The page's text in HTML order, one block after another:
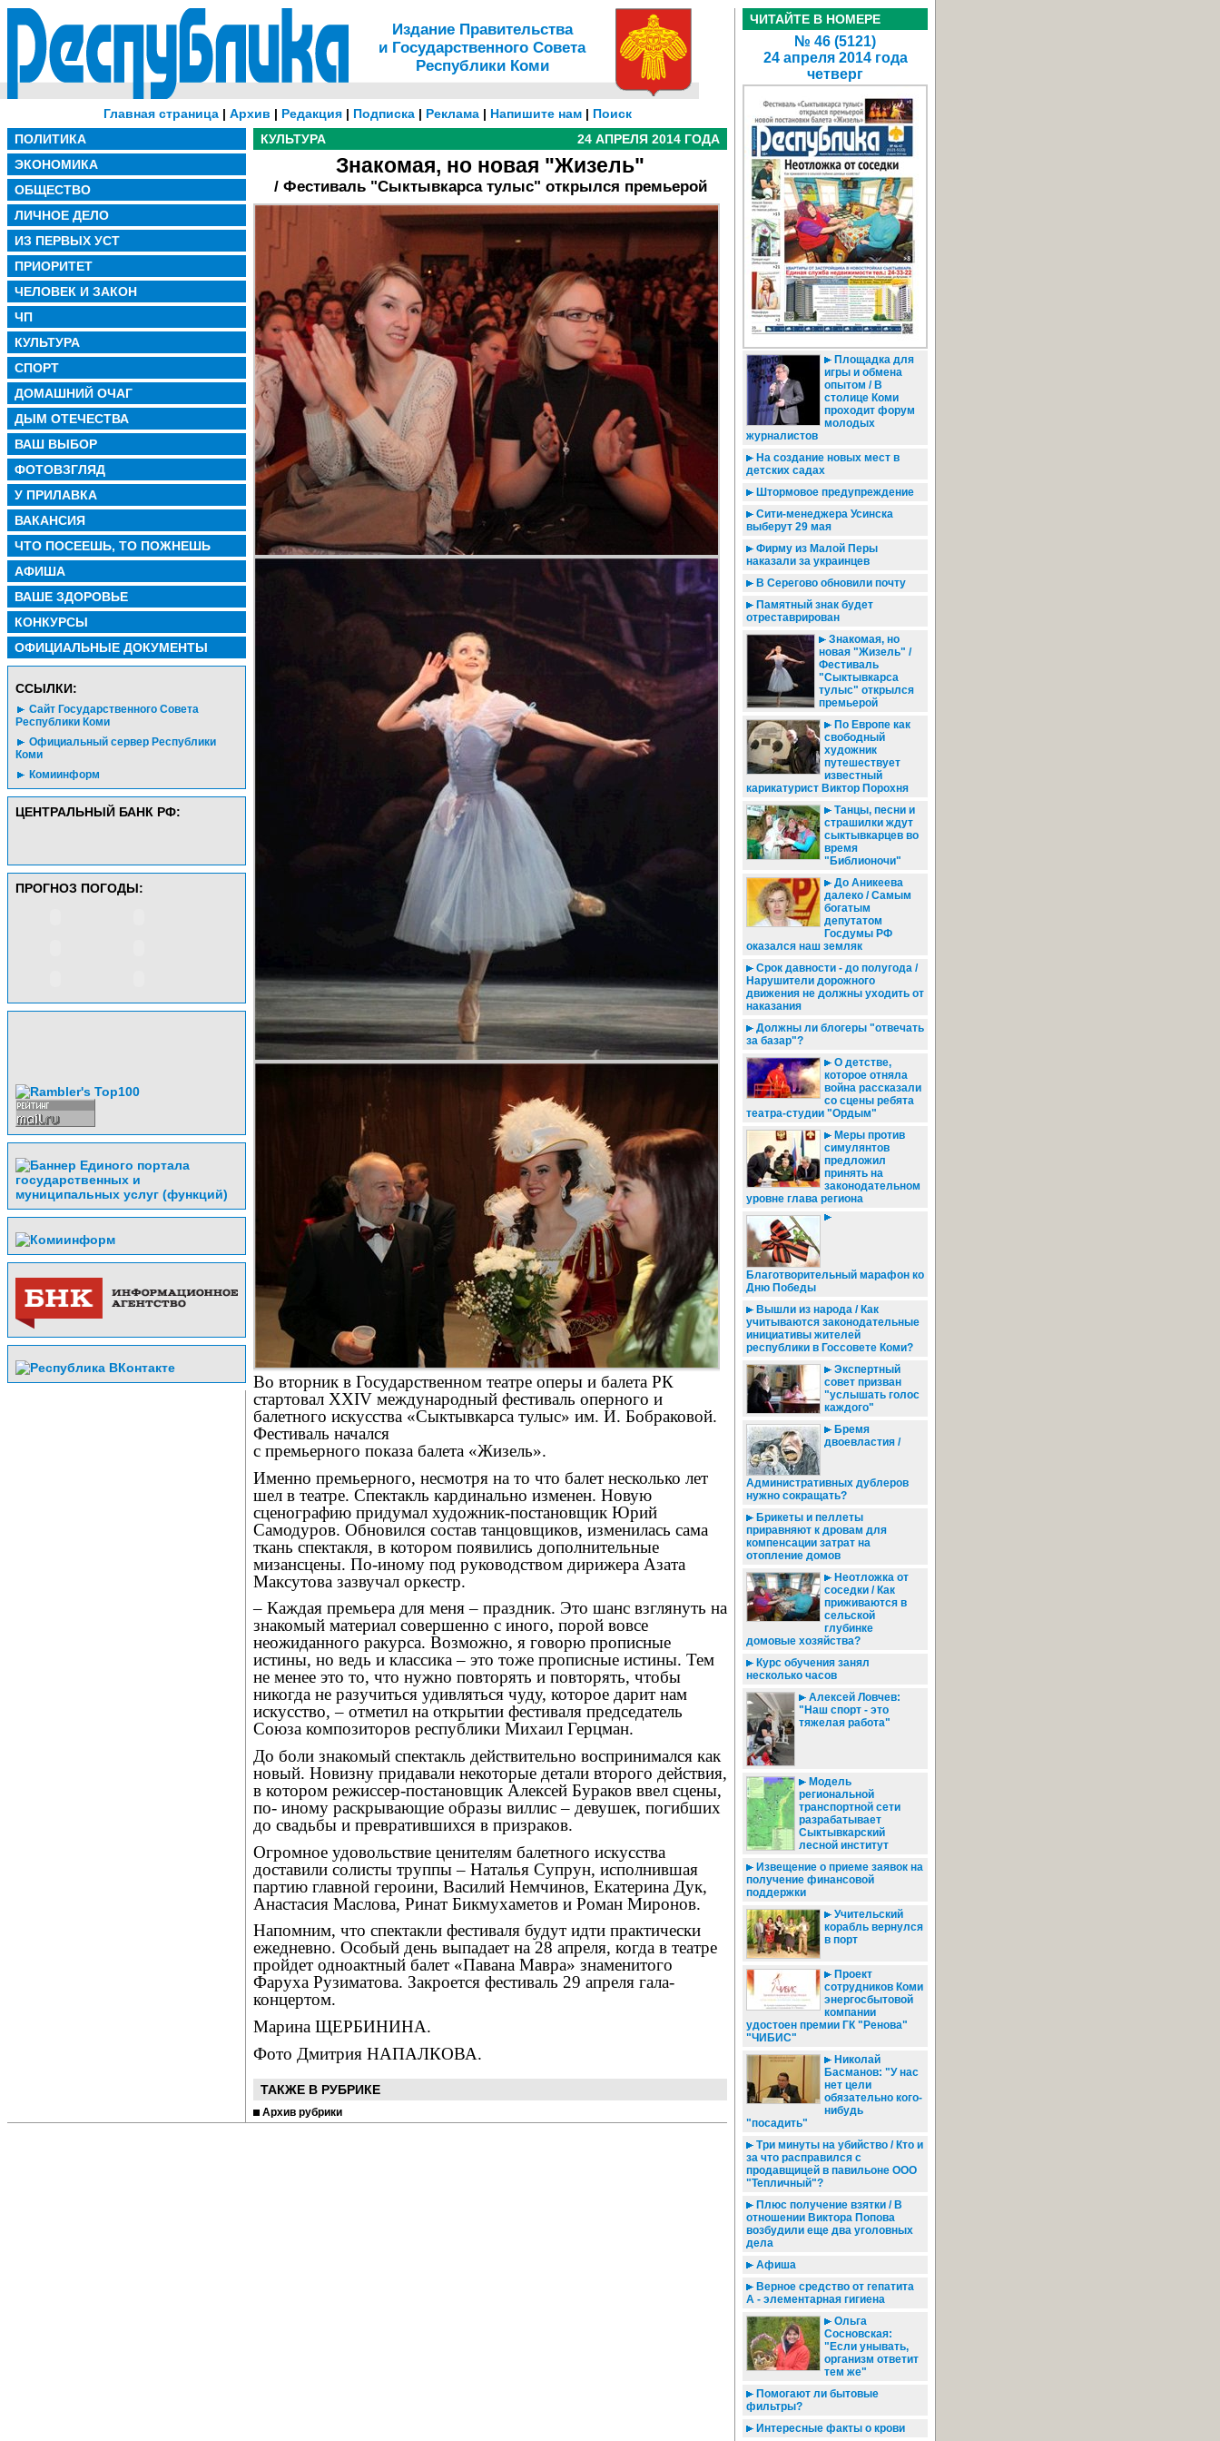
Издание Правительства
и Государственного Совета
Республики Коми
Главная страница| Архив | Редакция| Подписка| Реклама| Напишите нам| Поиск
ПОЛИТИКА
ЭКОНОМИКА
ОБЩЕСТВО
ЛИЧНОЕ ДЕЛО
ИЗ ПЕРВЫХ УСТ
ПРИОРИТЕТ
ЧЕЛОВЕК И ЗАКОН
ЧП
КУЛЬТУРА
СПОРТ
ДОМАШНИЙ ОЧАГ
ДЫМ ОТЕЧЕСТВА
ВАШ ВЫБОР
ФОТОВЗГЛЯД
У ПРИЛАВКА
ВАКАНСИЯ
ЧТО ПОСЕЕШЬ, ТО ПОЖНЕШЬ
АФИША
ВАШЕ ЗДОРОВЬЕ
КОНКУРСЫ
ОФИЦИАЛЬНЫЕ ДОКУМЕНТЫ
CСЫЛКИ:
Сайт Государственного Совета
Республики Коми
Официальный сервер Республики
Коми
Комиинформ
ЦЕНТРАЛЬНЫЙ БАНК РФ:
ПРОГНОЗ ПОГОДЫ:
КУЛЬТУРА 24 АПРЕЛЯ 2014 ГОДА
Знакомая, но новая "Жизель"
/ Фестиваль "Сыктывкарса тулыс" открылся премьерой
Во вторник в Государственном театре оперы и балета РК
стартовал XXIV международный фестиваль оперного и
балетного искусства «Сыктывкарса тулыс» им. И. Бобраковой.
Фестиваль начался
с премьерного показа балета «Жизель».
Именно премьерного, несмотря на то что балет несколько лет
шел в театре. Спектакль кардинально изменен. Новую
сценографию придумал художник-постановщик Юрий
Самодуров. Обновился состав танцовщиков, изменилась сама
ткань спектакля, в котором появились дополнительные
мизансцены. По-иному под руководством дирижера Азата
Максутова зазвучал оркестр.
– Каждая премьера для меня – праздник. Это шанс взглянуть на
знакомый материал совершенно с иного, порой вовсе
неожиданного ракурса. Возможно, я говорю прописные
истины, но ведь и классика – это тоже прописные истины. Тем
не менее это то, что нужно повторять и повторять, чтобы
никогда не разучиться удивляться чуду, которое дарит нам
искусство, – отметил на открытии фестиваля председатель
Союза композиторов республики Михаил Герцман.
До боли знакомый спектакль действительно воспринимался как
новый. Новизну придавали некоторые детали второго действия,
в котором режиссер-постановщик Алексей Бураков ввел сцены,
по- иному раскрывающие образы виллис – девушек, погибших
до свадьбы и превратившихся в призраков.
Огромное удовольствие ценителям балетного искусства
доставили солисты труппы – Наталья Супрун, исполнившая
партию главной героини, Василий Немчинов, Екатерина Дук,
Анастасия Маслова, Ринат Бикмухаметов и Роман Ми­ро­нов.
Напомним, что спектакли фестиваля будут идти практически
ежедневно. Особый день выпадает на 28 апреля, когда в театре
пройдет одноактный балет «Павана Мавра» знаменитого
Фаруха Рузиматова. Закроется фестиваль 29 апреля гала-
концертом.
Марина ЩЕРБИНИНА.
Фото Дмитрия НАПАЛКОВА.
ТАКЖЕ В РУБРИКЕ
Архив рубрики
ЧИТАЙТЕ В НОМЕРЕ
№ 46 (5121)
24 апреля 2014 года
четверг
Площадка для
игры и обмена
опытом / В
столице Коми
проходит форум
молодых
журналистов
На создание новых мест в
детских садах
Штормовое предупреждение
Сити-менеджера Усинска
выберут 29 мая
Фирму из Малой Перы
наказали за украинцев
В Серегово обновили почту
Памятный знак будет
отреставрирован
Знакомая, но
новая "Жизель" /
Фестиваль
"Сыктывкарса
тулыс" открылся
премьерой
По Европе как
свободный
художник
путешествует
известный
карикатурист Виктор Порохня
Танцы, песни и
страшилки ждут
сыктывкарцев во
время
"Библионочи"
До Аникеева
далеко / Самым
богатым
депутатом
Госдумы РФ
оказался наш земляк
Срок давности - до полугода /
Нарушители дорожного
движения не должны уходить от
наказания
Должны ли блогеры "отвечать
за базар"?
О детстве,
которое отняла
война рассказали
со сцены ребята
театра-студии "Ордым"
Меры против
симулянтов
предложил
принять на
законодательном
уровне глава региона
Благотворительный марафон ко
Дню Победы
Вышли из народа / Как
учитываются законодательные
инициативы жителей
республики в Госсовете Коми?
Экспертный
совет призван
"услышать голос
каждого"
Бремя
двоевластия /
Административных дублеров
нужно сокращать?
Брикеты и пеллеты
приравняют к дровам для
компенсации затрат на
отопление домов
Неотложка от
соседки / Как
приживаются в
сельской
глубинке
домовые хозяйства?
Курс обучения занял
несколько часов
Алексей Ловчев:
"Наш спорт - это
тяжелая работа"
Модель
региональной
транспортной сети
разрабатывает
Сыктывкарский
лесной институт
Извещение о приеме заявок на
получение финансовой
поддержки
Учительский
корабль вернулся
в порт
Проект
сотрудников Коми
энергосбытовой
компании
удостоен премии ГК "Ренова"
"ЧИБИС"
Николай
Басманов: "У нас
нет цели
обязательно кого-
нибудь
"посадить"
Три минуты на убийство / Кто и
за что расправился с
продавщицей в павильоне ООО
"Тепличный"?
Плюс получение взятки / В
отношении Виктора Попова
возбудили еще два уголовных
дела
Афиша
Верное средство от гепатита
А - элементарная гигиена
Ольга
Сосновская:
"Если унывать,
организм ответит
тем же"
Помогают ли бытовые
фильтры?
Интересные факты о крови